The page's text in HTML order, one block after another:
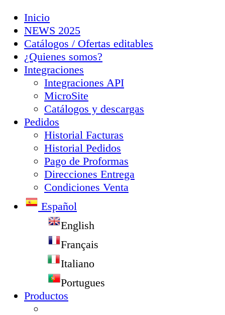
Inicio
NEWS 2025
Catálogos / Ofertas editables
¿Quienes somos?
Integraciones
Integraciones API
MicroSite
Catálogos y descargas
Pedidos
Historial Facturas
Historial Pedidos
Pago de Proformas
Direcciones Entrega
Condiciones Venta
Español
English
Français
Italiano
Portugues
Productos